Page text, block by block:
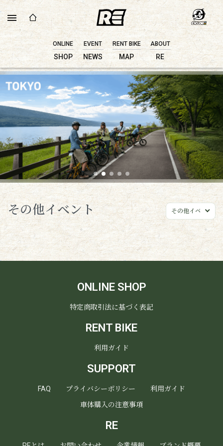
ONLINE
SHOP
EVENT
NEWS
RENT BIKE
MAP
ABOUT
RE
その他イベント その他イベント
ONLINE SHOP
特定商取引法に基づく表記
RENT BIKE
利用ガイド
SUPPORT
FAQ プライバシーポリシー
利用ガイド
車体購入の注意事項
RE